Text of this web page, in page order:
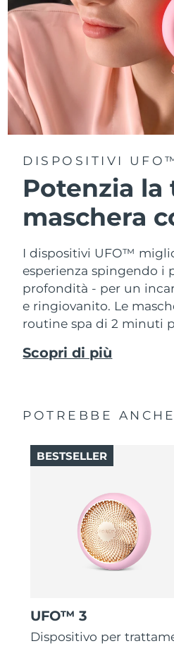
DISPOSITIVI
Potenzia la
maschera
I dispositivi UFO™
esperienza spingendo i
profondità - per un
e ringiovanito. Le
routine spa di 2 minuti
Scopri di più
POTREBBE
UFO™ 3
Dispositivo per
BESTSELLER
Stati Uniti
Uzbekistan
Vietnam